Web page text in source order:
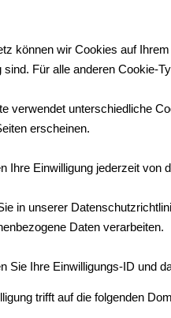
können wir Cookies auf
sind. Für alle anderen Cookie-
verwendet unterschiedliche
erscheinen.
Ihre Einwilligung jederzeit von
in unserer
Daten verarbeiten.
Sie Ihre Einwilligungs-ID und
trifft auf die folgenden